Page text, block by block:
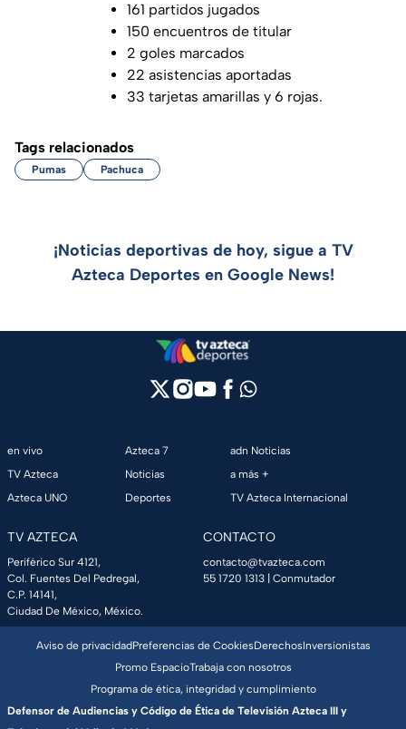
161 partidos jugados
150 encuentros de titular
2 goles marcados
22 asistencias aportadas
33 tarjetas amarillas y 6 rojas.
Tags relacionados
Pumas Pachuca
¡Noticias deportivas de hoy, sigue a TV
Azteca Deportes en Google News!
en vivo
TV Azteca
Azteca UNO
Azteca 7
Noticias
Deportes
adn Noticias
a más +
TV Azteca Internacional
TV AZTECA
Periférico Sur 4121,
Col. Fuentes Del Pedregal,
C.P. 14141,
Ciudad De México, México.
CONTACTO
contacto@tvazteca.com
55 1720 1313 | Conmutador
Aviso de privacidadPreferencias de CookiesDerechosInversionistas
Promo EspacioTrabaja con nosotros
Programa de ética, integridad y cumplimiento
Defensor de Audiencias y Código de Ética de Televisión Azteca III y